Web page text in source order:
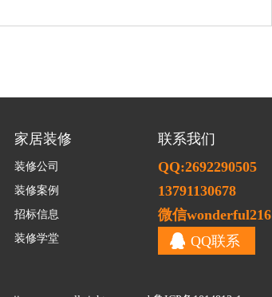
家居装修
装修公司
装修案例
招标信息
装修学堂
联系我们
QQ:2692290505
13791130678
微信wonderful216
QQ联系